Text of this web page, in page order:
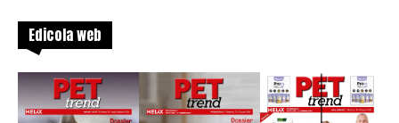
Edicola web